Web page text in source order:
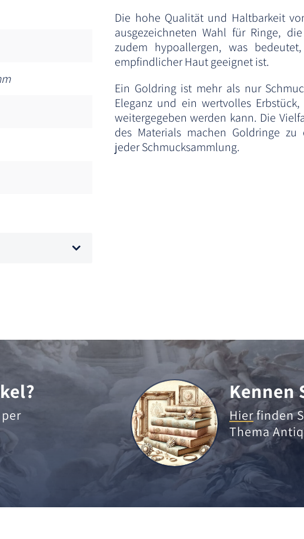
Die hohe Qualität und Haltbarkeit
ausgezeichneten Wahl für Ringe,
zudem hypoallergen, was
empfindlicher Haut geeignet ist.
Ein Goldring ist mehr als nur
Eleganz und ein wertvolles
weitergegeben werden kann. Die
des Materials machen Goldringe
jeder Schmucksammlung.
Kennen
Hierfinden
Thema